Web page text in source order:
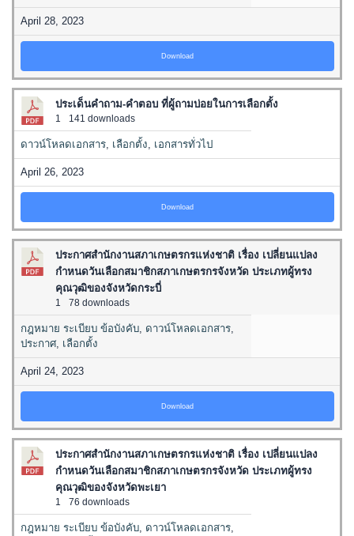
April 28, 2023
Download
ประเด็นคำถาม-คำตอบ ที่ผู้ถามบ่อยในการเลือกตั้ง
1 141 downloads
ดาวน์โหลดเอกสาร, เลือกตั้ง, เอกสารทั่วไป
April 26, 2023
Download
ประกาศสำนักงานสภาเกษตรกรแห่งชาติ เรื่อง เปลี่ยนแปลง
กำหนดวันเลือกสมาชิกสภาเกษตรกรจังหวัด ประเภทผู้ทรง
คุณวุฒิของจังหวัดกระบี่
1 78 downloads
กฎหมาย ระเบียบ ข้อบังคับ, ดาวน์โหลดเอกสาร,
ประกาศ, เลือกตั้ง
April 24, 2023
Download
ประกาศสำนักงานสภาเกษตรกรแห่งชาติ เรื่อง เปลี่ยนแปลง
กำหนดวันเลือกสมาชิกสภาเกษตรกรจังหวัด ประเภทผู้ทรง
คุณวุฒิของจังหวัดพะเยา
1 76 downloads
กฎหมาย ระเบียบ ข้อบังคับ, ดาวน์โหลดเอกสาร,